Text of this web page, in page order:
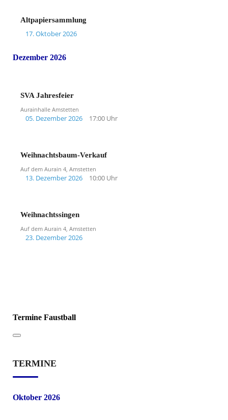
Altpapiersammlung
17. Oktober 2026
Dezember 2026
SVA Jahresfeier
Aurainhalle Amstetten
05. Dezember 2026 17:00 Uhr
Weihnachtsbaum-Verkauf
Auf dem Aurain 4, Amstetten
13. Dezember 2026 10:00 Uhr
Weihnachtssingen
Auf dem Aurain 4, Amstetten
23. Dezember 2026
Termine Faustball
TERMINE
Oktober 2026